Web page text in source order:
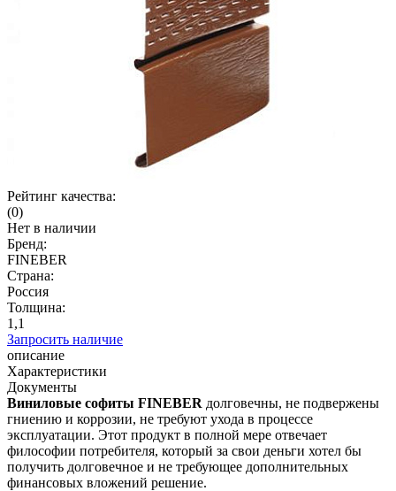
Рейтинг качества:
(0)
Нет в наличии
Бренд:
FINEBER
Страна:
Россия
Толщина:
1,1
Запросить наличие
описание
Характеристики
Документы
Виниловые софиты FINEBER долговечны, не подвержены
гниению и коррозии, не требуют ухода в процессе
эксплуатации. Этот продукт в полной мере отвечает
философии потребителя, который за свои деньги хотел бы
получить долговечное и не требующее дополнительных
финансовых вложений решение.